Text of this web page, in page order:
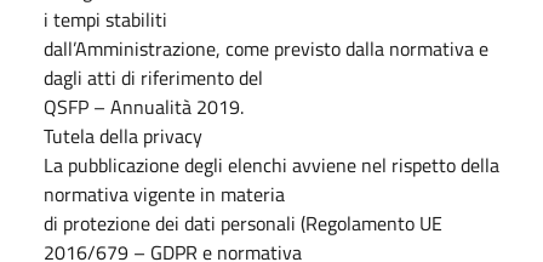
i tempi stabiliti
dall’Amministrazione, come previsto dalla normativa e
dagli atti di riferimento del
QSFP – Annualità 2019.
Tutela della privacy
La pubblicazione degli elenchi avviene nel rispetto della
normativa vigente in materia
di protezione dei dati personali (Regolamento UE
2016/679 – GDPR e normativa